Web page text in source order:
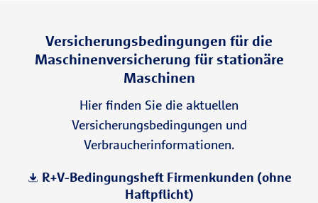
Versicherungsbedingungen für die
Maschinenversicherung für stationäre
Maschinen
Hier finden Sie die aktuellen
Versicherungsbedingungen und
Verbraucherinformationen.
R+V-Bedingungsheft Firmenkunden (ohne
Haftpflicht)